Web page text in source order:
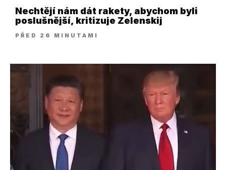
Nechtějí nám dát rakety, abychom byli
poslušnější, kritizuje Zelenskij
PŘED 26 MINUTAMI